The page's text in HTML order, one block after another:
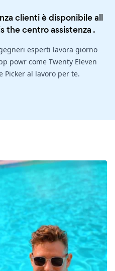
clienti è disponibile all
thecentro assistenza .
esperti lavora giorno
powr come Twenty Eleven
Picker al lavoro per te.